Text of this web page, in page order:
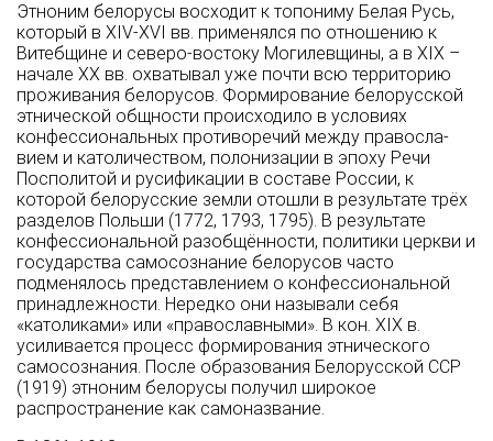
Этноним белорусы восходит к топониму Белая Русь,
который в XIV-XVI вв. применялся по отношению к
Витебщине и северо-востоку Могилевщины, а в XIX –
начале XX вв. охватывал уже почти всю территорию
проживания белорусов. Формирование белорусской
этнической общно­сти происходило в условиях
конфессио­нальных противоречий между правосла­
вием и католичеством, полонизации в эпо­ху Речи
Посполитой и русификации в составе России, к
которой белорусские земли отошли в результате трёх
разделов Поль­ши (1772, 1793, 1795). В результате
конфессио­нальной разобщённости, политики церк­ви и
государства самосознание белорусов часто
подменялось представлением о конфессиональ­ной
принадлежности. Нередко они называли себя
«католиками» или «православны­ми». В кон. XIX в.
усиливается процесс формирования этнического
самосознания. После образования Белорусской ССР
(1919) этноним белорусы получил широкое
распространение как самоназвание.